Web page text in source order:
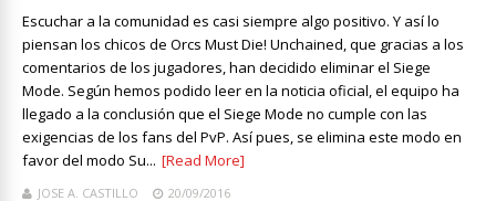
Escuchar a la comunidad es casi siempre algo positivo. Y así lo
piensan los chicos de Orcs Must Die! Unchained, que gracias a los
comentarios de los jugadores, han decidido eliminar el Siege
Mode. Según hemos podido leer en la noticia oficial, el equipo ha
llegado a la conclusión que el Siege Mode no cumple con las
exigencias de los fans del PvP. Así pues, se elimina este modo en
favor del modo Su... [Read More]
JOSE A. CASTILLO 20/09/2016